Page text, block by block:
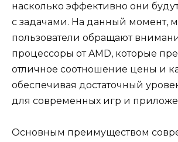
насколько эффективно они
с задачами. На данный момент,
пользователи обращают
процессоры от AMD, которые
отличное соотношение цены и
обеспечивая достаточный
для современных игр и
Основным преимуществом